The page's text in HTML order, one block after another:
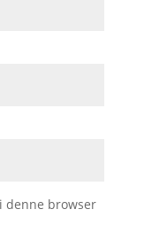
denne browser